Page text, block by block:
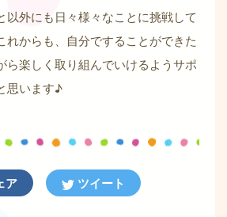
外にも日々様々なことに挑戦して
れからも、自分ですることができた
ら楽しく取り組んでいけるようサポ
思います♪
ア ツイート